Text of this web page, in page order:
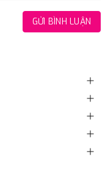
GỬI BÌNH LUẬN